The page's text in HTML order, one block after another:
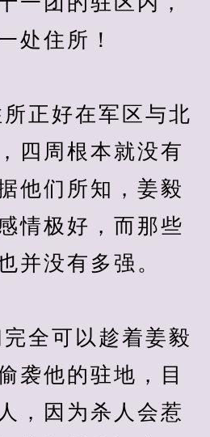
处住所！
好在军区与北
四周根本就没有
他们所知，姜毅
情极好，而那些
并没有多强。
可以趁着姜毅
袭他的驻地，目
，因为杀人会惹